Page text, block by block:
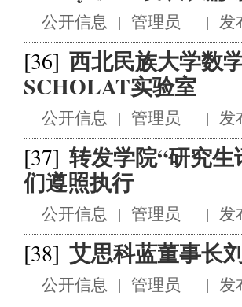
公开信息 | 管理员 | 发
[36] 西北民族大学数
SCHOLAT实验室
公开信息 | 管理员 | 发
[37] 转发学院“研究
们遵照执行
公开信息 | 管理员 | 发
[38] 艾思科蓝董事长
公开信息 | 管理员 | 发